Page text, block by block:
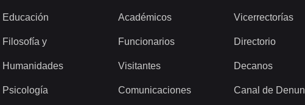
Educación
Filosofía y
Humanidades
Psicología
Académicos
Funcionarios
Visitantes
Comunicaciones
Vicerrectorías
Directorio
Decanos
Canal de